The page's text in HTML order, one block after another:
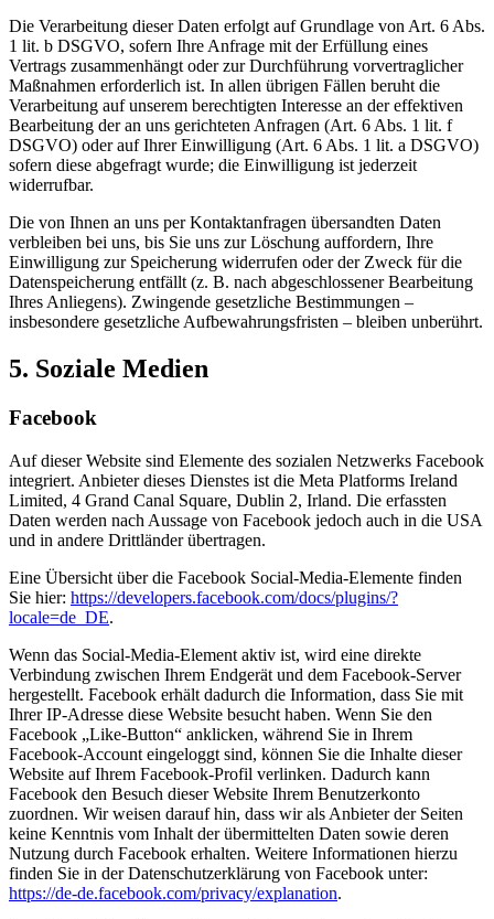
Die Verarbeitung dieser Daten erfolgt auf Grundlage von Art. 6 Abs.
1 lit. b DSGVO, sofern Ihre Anfrage mit der Erfüllung eines
Vertrags zusammenhängt oder zur Durchführung vorvertraglicher
Maßnahmen erforderlich ist. In allen übrigen Fällen beruht die
Verarbeitung auf unserem berechtigten Interesse an der effektiven
Bearbeitung der an uns gerichteten Anfragen (Art. 6 Abs. 1 lit. f
DSGVO) oder auf Ihrer Einwilligung (Art. 6 Abs. 1 lit. a DSGVO)
sofern diese abgefragt wurde; die Einwilligung ist jederzeit
widerrufbar.
Die von Ihnen an uns per Kontaktanfragen übersandten Daten
verbleiben bei uns, bis Sie uns zur Löschung auffordern, Ihre
Einwilligung zur Speicherung widerrufen oder der Zweck für die
Datenspeicherung entfällt (z. B. nach abgeschlossener Bearbeitung
Ihres Anliegens). Zwingende gesetzliche Bestimmungen –
insbesondere gesetzliche Aufbewahrungsfristen – bleiben unberührt.
5. Soziale Medien
Facebook
Auf dieser Website sind Elemente des sozialen Netzwerks Facebook
integriert. Anbieter dieses Dienstes ist die Meta Platforms Ireland
Limited, 4 Grand Canal Square, Dublin 2, Irland. Die erfassten
Daten werden nach Aussage von Facebook jedoch auch in die USA
und in andere Drittländer übertragen.
Eine Übersicht über die Facebook Social-Media-Elemente finden
Sie hier: https://developers.facebook.com/docs/plugins/?
locale=de_DE.
Wenn das Social-Media-Element aktiv ist, wird eine direkte
Verbindung zwischen Ihrem Endgerät und dem Facebook-Server
hergestellt. Facebook erhält dadurch die Information, dass Sie mit
Ihrer IP-Adresse diese Website besucht haben. Wenn Sie den
Facebook „Like-Button“ anklicken, während Sie in Ihrem
Facebook-Account eingeloggt sind, können Sie die Inhalte dieser
Website auf Ihrem Facebook-Profil verlinken. Dadurch kann
Facebook den Besuch dieser Website Ihrem Benutzerkonto
zuordnen. Wir weisen darauf hin, dass wir als Anbieter der Seiten
keine Kenntnis vom Inhalt der übermittelten Daten sowie deren
Nutzung durch Facebook erhalten. Weitere Informationen hierzu
finden Sie in der Datenschutzerklärung von Facebook unter:
https://de-de.facebook.com/privacy/explanation.